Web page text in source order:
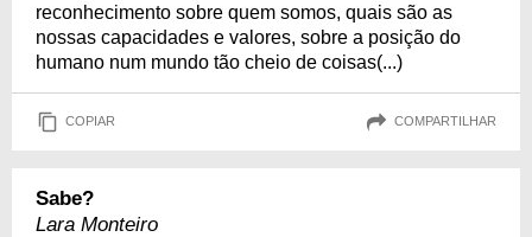
reconhecimento sobre quem somos, quais são as
nossas capacidades e valores, sobre a posição do
humano num mundo tão cheio de coisas(...)
COPIAR COMPARTILHAR
Sabe?
Lara Monteiro